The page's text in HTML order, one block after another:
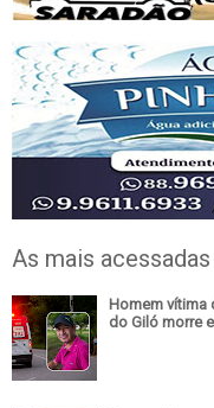
As mais
Homem vítima
do Giló morre